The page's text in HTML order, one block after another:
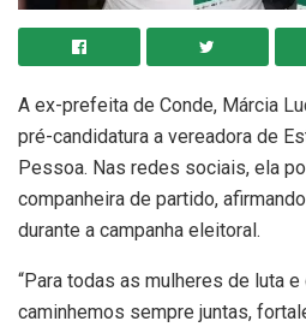
A ex-prefeita de Conde, Márcia
pré-candidatura a vereadora de
Pessoa. Nas redes sociais, ela
companheira de partido,
durante a campanha eleitoral.
“Para todas as mulheres de luta
caminhemos sempre juntas,